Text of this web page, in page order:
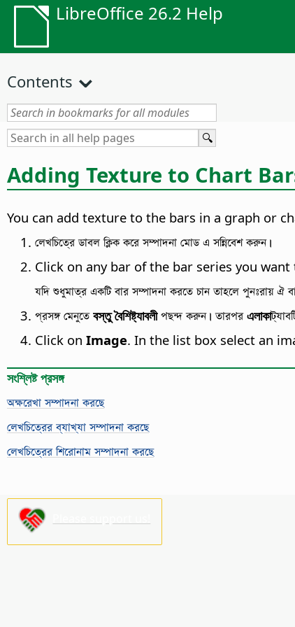
LibreOffice 26.2 Help
Contents
Adding Texture to Chart
You can add texture to the bars in a graph or
লেখচিত্রে ডাবল ক্লিক করে সম্পাদনা মোড এ সন্নিবেশ করুন।
Click on any bar of the bar series you
যদি শুধুমাত্র একটি বার সম্পাদনা করতে চান তাহলে পুনঃরায় ঐ
প্রসঙ্গ মেনুতেবস্তু বৈশিষ্ট্যাবলীপছন্দ করুন। তারপরএলাকা
Click on Image. In the list box select an
সংশ্লিষ্ট প্রসঙ্গ
অক্ষরেখা সম্পাদনা করছে
লেখচিত্রের ব্যাখ্যা সম্পাদনা করছে
লেখচিত্রের শিরোনাম সম্পাদনা করছে